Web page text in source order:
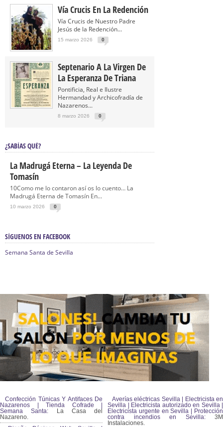
Vía Crucis En La Redención
Vía Crucis de Nuestro Padre
Jesús de la Redención...
15 marzo 2026 0
Septenario A La Virgen De
La Esperanza De Triana
Pontificia, Real e Ilustre
Hermandad y Archicofradía de
Nazarenos...
8 marzo 2026 0
¿SABÍAS QUÉ?
La Madrugá Eterna – La Leyenda De
Tomasín
10Como me lo contaron así os lo cuento… La
Madrugá Eterna de Tomasín En...
10 marzo 2026 0
SÍGUENOS EN FACEBOOK
Confección Túnicas Y Antifaces
De Nazarenos | Tienda Cofrade |
Semana Santa:La Casa del
Nazareno.
Averías eléctricas Sevilla | Electricista
en Sevilla | Electricista autorizado en
Sevilla | Electricista urgente en Sevilla |
Protección contra incendios en Sevilla:3M
Instalaciones.